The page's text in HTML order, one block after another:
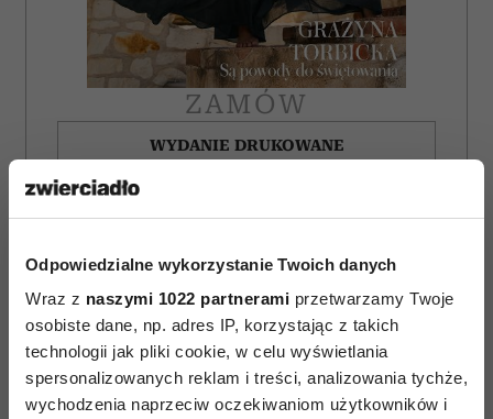
Odpowiedzialne wykorzystanie Twoich danych
Wraz z naszymi 1022 partnerami przetwarzamy Twoje
osobiste dane, np. adres IP, korzystając z takich
technologii jak pliki cookie, w celu wyświetlania
spersonalizowanych reklam i treści, analizowania tychże,
wychodzenia naprzeciw oczekiwaniom użytkowników i
ZAMÓW
WYDANIE DRUKOWANE